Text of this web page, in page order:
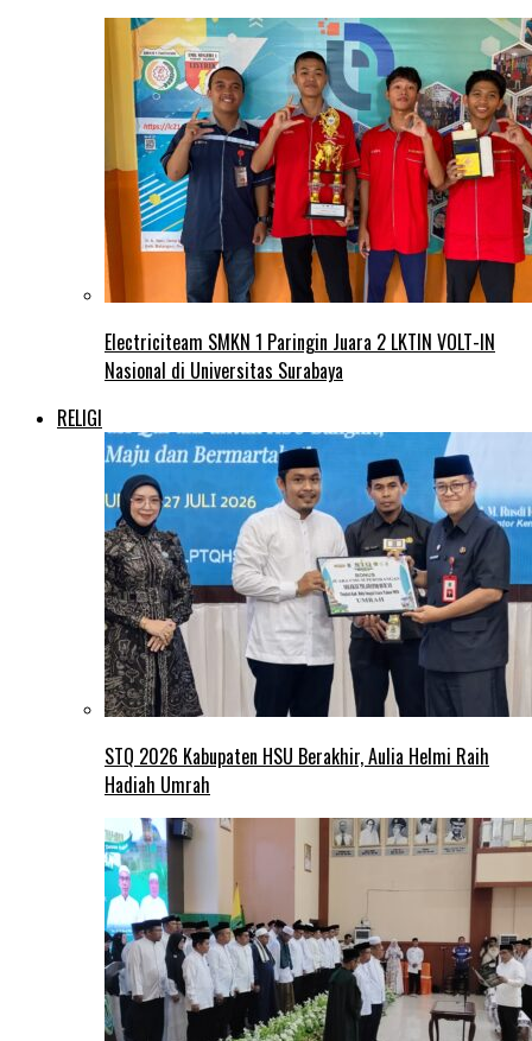
Electriciteam SMKN 1 Paringin Juara 2 LKTIN VOLT-IN
Nasional di Universitas Surabaya
RELIGI
STQ 2026 Kabupaten HSU Berakhir, Aulia Helmi Raih
Hadiah Umrah